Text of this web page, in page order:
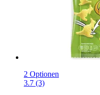
2 Optionen
3.7 (3)